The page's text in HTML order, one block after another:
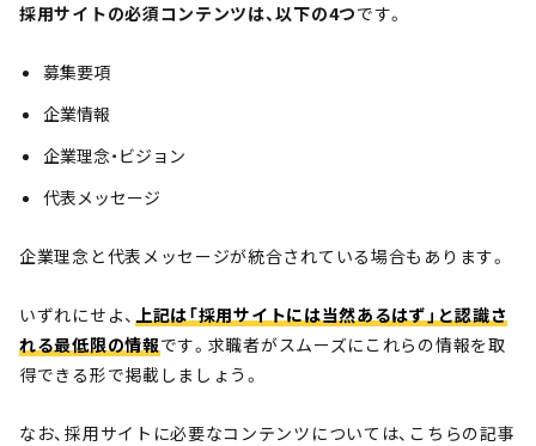
採用サイトの必須コンテンツは、以下の4つです。
募集要項
企業情報
企業理念・ビジョン
代表メッセージ
企業理念と代表メッセージが統合されている場合もあります。
いずれにせよ、 上記は「採用サイトには当然あるはず」と認識さ
れる最低限の情報です。求職者がスムーズにこれらの情報を取
得できる形で掲載しましょう。
なお、採用サイトに必要なコンテンツについては、こちらの記事